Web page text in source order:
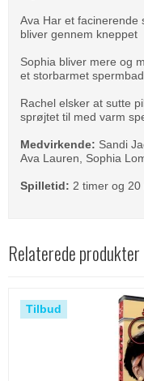
Ava Har et
bliver gennem kneppet
Sophia bliver mere og
et storbarmet spermbad
Rachel elsker at sutte
sprøjtet til med varm
Medvirkende: Sandi
Ava Lauren, Sophia
Spilletid: 2 timer og 20
Relaterede produkter
Tilbud